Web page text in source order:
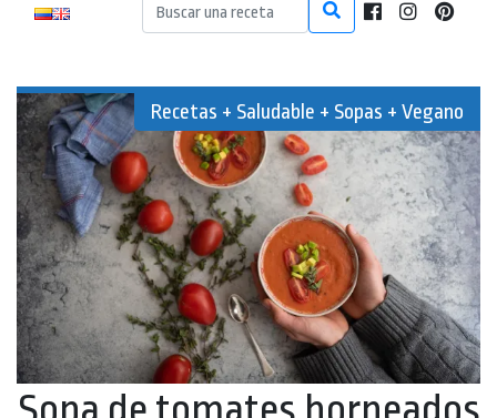
Recetas + Saludable + Sopas + Vegano